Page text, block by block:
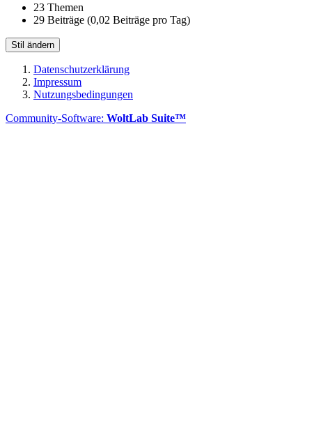
23 Themen
29 Beiträge (0,02 Beiträge pro Tag)
Stil ändern
Datenschutzerklärung
Impressum
Nutzungsbedingungen
Community-Software: WoltLab Suite™